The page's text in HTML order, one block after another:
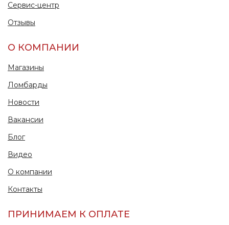
Сервис-центр
Отзывы
О КОМПАНИИ
Магазины
Ломбарды
Новости
Вакансии
Блог
Видео
О компании
Контакты
ПРИНИМАЕМ К ОПЛАТЕ